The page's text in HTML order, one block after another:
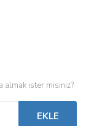
almak ister misiniz?
EKLE